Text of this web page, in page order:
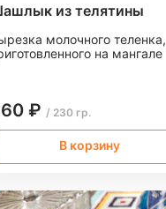
из телятины
молочного теленка,
на мангале
₽ / 230 гр.
В корзину